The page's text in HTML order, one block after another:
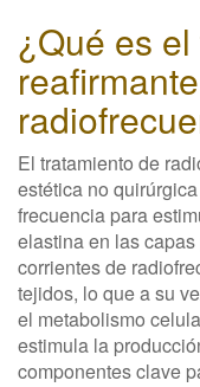
¿Qué es
El tratamiento de
estética no
frecuencia para
elastina en las
corrientes de
tejidos, lo que a su
el metabolismo
estimula la
componentes clave